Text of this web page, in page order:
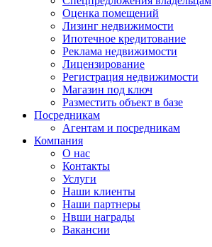
Оценка помещений
Лизинг недвижимости
Ипотечное кредитование
Реклама недвижимости
Лицензирование
Регистрация недвижимости
Магазин под ключ
Разместить объект в базе
Посредникам
Агентам и посредникам
Компания
О нас
Контакты
Услуги
Наши клиенты
Наши партнеры
Нвши награды
Вакансии